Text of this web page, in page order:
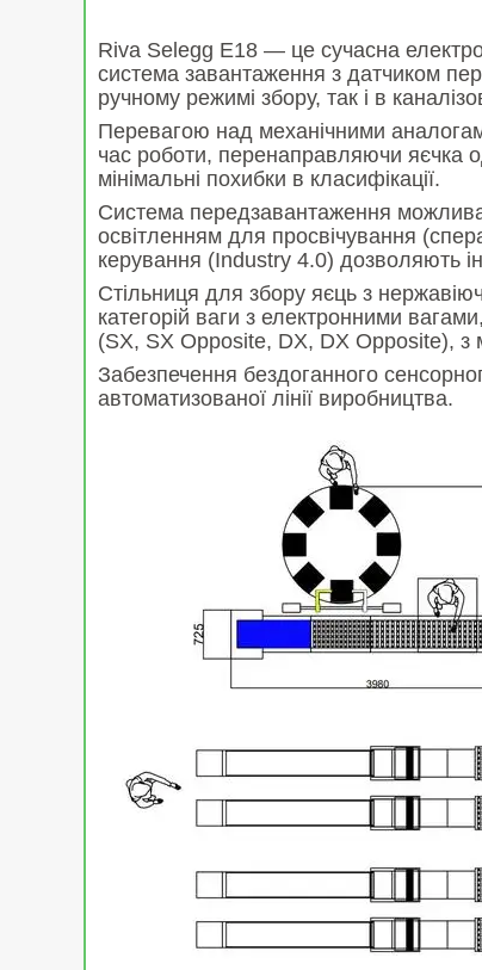
Riva Selegg E18 — це сучасна
система завантаження з датчиком
ручному режимі збору, так і в
Перевагою над механічними
час роботи, перенаправляючи яєчка
мінімальні похибки в класифікації.
Система передзавантаження
освітленням для просвічування
керування (Industry 4.0) дозволяють
Стільниця для збору яєць з
категорій ваги з електронними
(SX, SX Opposite, DX, DX Opposite), з
Забезпечення бездоганного
автоматизованої лінії виробництва.